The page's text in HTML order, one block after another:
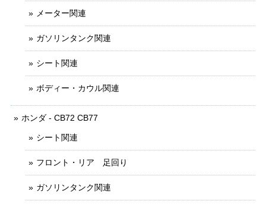
メーター関連
ガソリンタンク関連
シート関連
ボディー・カウル関連
ホンダ - CB72 CB77
シート関連
フロント・リア 足回り
ガソリンタンク関連